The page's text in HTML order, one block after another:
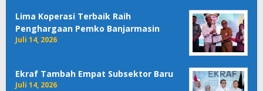
Lima Koperasi Terbaik Raih
Penghargaan Pemko Banjarmasin
Juli 14, 2026
Ekraf Tambah Empat Subsektor Baru
Juli 14, 2026